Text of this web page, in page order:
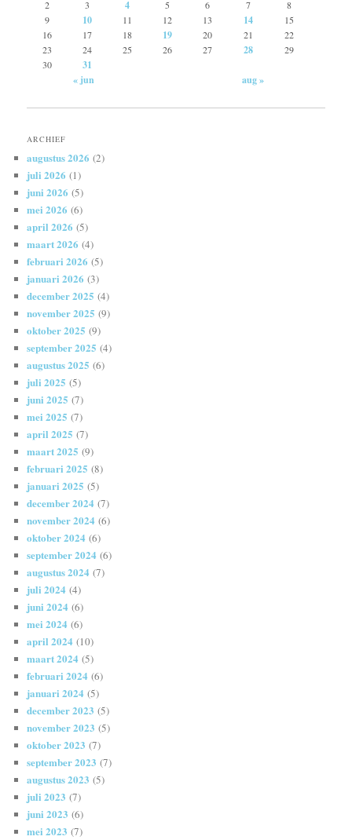
2 3 4 5 6 7
8
9
10 11 12 13 14
15
16
17 18 19 20 21
22
23
24 25 26 27 28
29
30
31
« jun
aug »
ARCHIEF
augustus 2026 (2)
juli 2026 (1)
juni 2026 (5)
mei 2026 (6)
april 2026 (5)
maart 2026 (4)
februari 2026 (5)
januari 2026 (3)
december 2025 (4)
november 2025 (9)
oktober 2025 (9)
september 2025 (4)
augustus 2025 (6)
juli 2025 (5)
juni 2025 (7)
mei 2025 (7)
april 2025 (7)
maart 2025 (9)
februari 2025 (8)
januari 2025 (5)
december 2024 (7)
november 2024 (6)
oktober 2024 (6)
september 2024 (6)
augustus 2024 (7)
juli 2024 (4)
juni 2024 (6)
mei 2024 (6)
april 2024 (10)
maart 2024 (5)
februari 2024 (6)
januari 2024 (5)
december 2023 (5)
november 2023 (5)
oktober 2023 (7)
september 2023 (7)
augustus 2023 (5)
juli 2023 (7)
juni 2023 (6)
mei 2023 (7)